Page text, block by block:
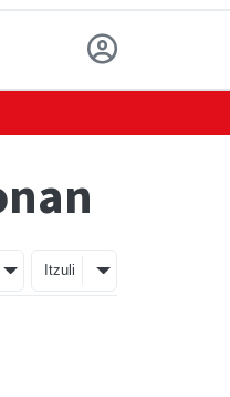
Itzuli